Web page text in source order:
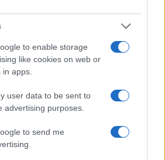
to enable storage
like cookies on web or
apps.
user data to be sent to
advertising purposes.
to send me